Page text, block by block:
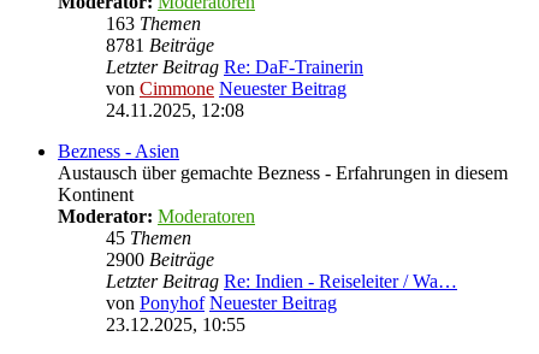
163 Themen
8781 Beiträge
Letzter Beitrag Re: DaF-Trainerin
von Cimmone Neuester Beitrag
24.11.2025, 12:08
Bezness - Asien
Austausch über gemachte Bezness - Erfahrungen in diesem
Kontinent
Moderator: Moderatoren
45 Themen
2900 Beiträge
Letzter Beitrag Re: Indien - Reiseleiter / Wa…
von Ponyhof Neuester Beitrag
23.12.2025, 10:55